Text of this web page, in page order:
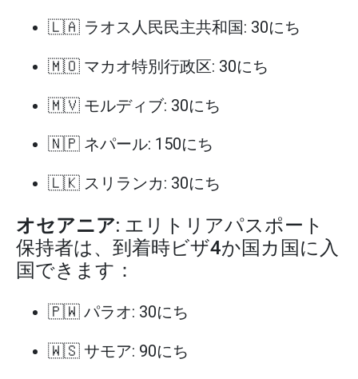
🇱🇦 ラオス人民民主共和国: 30にち
🇲🇴 マカオ特別行政区: 30にち
🇲🇻 モルディブ: 30にち
🇳🇵 ネパール: 150にち
🇱🇰 スリランカ: 30にち
オセアニア: エリトリアパスポート
保持者は、到着時ビザ4か国カ国に入
国できます：
🇵🇼 パラオ: 30にち
🇼🇸 サモア: 90にち